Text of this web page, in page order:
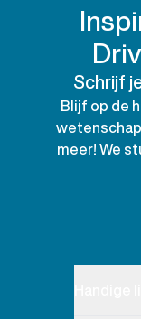
Schrijf
Blijf op de
meer! We